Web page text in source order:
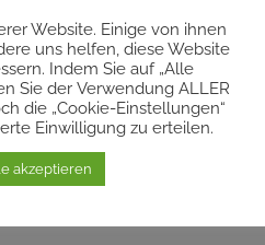
Website. Einige von ihnen
uns helfen, diese Website
Indem Sie auf „Alle
Sie der Verwendung ALLER
die „Cookie-Einstellungen“
Einwilligung zu erteilen.
akzeptieren